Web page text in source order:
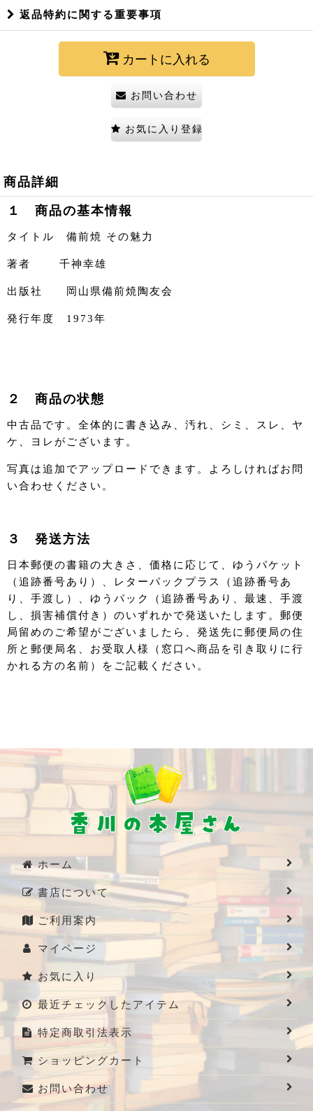
返品特約に関する重要事項
カートに入れる
お問い合わせ
お気に入り登録
商品詳細
１ 商品の基本情報
タイトル 備前焼 その魅力
著者 千神幸雄
出版社 岡山県備前焼陶友会
発行年度 1973年
２ 商品の状態
中古品です。全体的に書き込み、汚れ、シミ、スレ、ヤ
ケ、ヨレがございます。
写真は追加でアップロードできます。よろしければお問
い合わせください。
３ 発送方法
日本郵便の書籍の大きさ、価格に応じて、ゆうパケット
（追跡番号あり）、レターパックプラス（追跡番号あ
り、手渡し）、ゆうパック（追跡番号あり、最速、手渡
し、損害補償付き）のいずれかで発送いたします。郵便
局留めのご希望がございましたら、発送先に郵便局の住
所と郵便局名、お受取人様（窓口へ商品を引き取りに行
かれる方の名前）をご記載ください。
ホーム
書店について
ご利用案内
マイページ
お気に入り
最近チェックしたアイテム
特定商取引法表示
ショッピングカート
お問い合わせ